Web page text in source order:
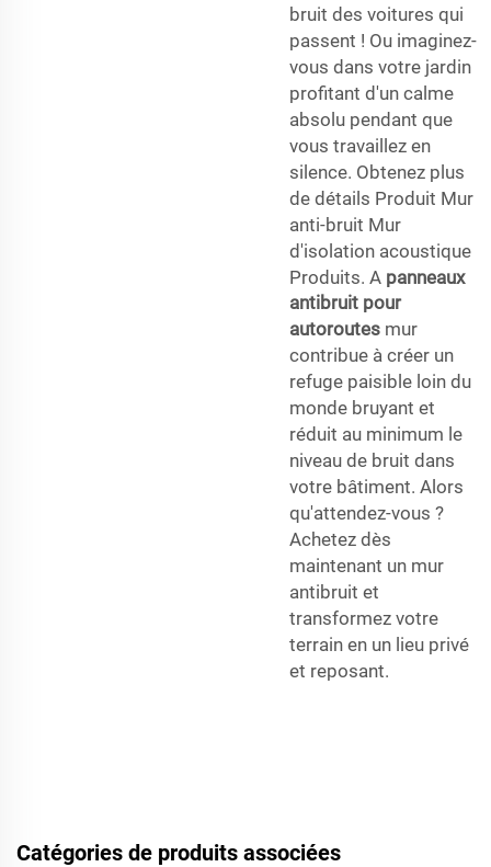
bruit des voitures qui
passent ! Ou imaginez-
vous dans votre jardin
profitant d'un calme
absolu pendant que
vous travaillez en
silence. Obtenez plus
de détails Produit Mur
anti-bruit Mur
d'isolation acoustique
Produits. A panneaux
antibruit pour
autoroutes mur
contribue à créer un
refuge paisible loin du
monde bruyant et
réduit au minimum le
niveau de bruit dans
votre bâtiment. Alors
qu'attendez-vous ?
Achetez dès
maintenant un mur
antibruit et
transformez votre
terrain en un lieu privé
et reposant.
Catégories de produits associées